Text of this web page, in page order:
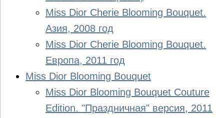
Miss Dior Cherie Blooming Bouquet.
Азия, 2008 год
Miss Dior Cherie Blooming Bouquet.
Европа, 2011 год
Miss Dior Blooming Bouquet
Miss Dior Blooming Bouquet Couture
Edition. "Праздничная" версия, 2011